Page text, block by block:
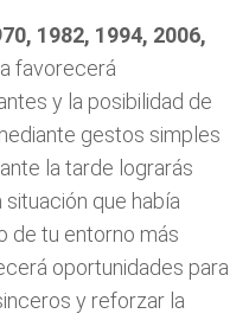
1982, 1994, 2006,
favorecerá
y la posibilidad de
gestos simples
la tarde lograrás
que había
de tu entorno más
oportunidades para
y reforzar la